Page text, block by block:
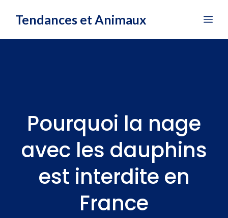
Tendances et Animaux
Pourquoi la nage
avec les dauphins
est interdite en
France